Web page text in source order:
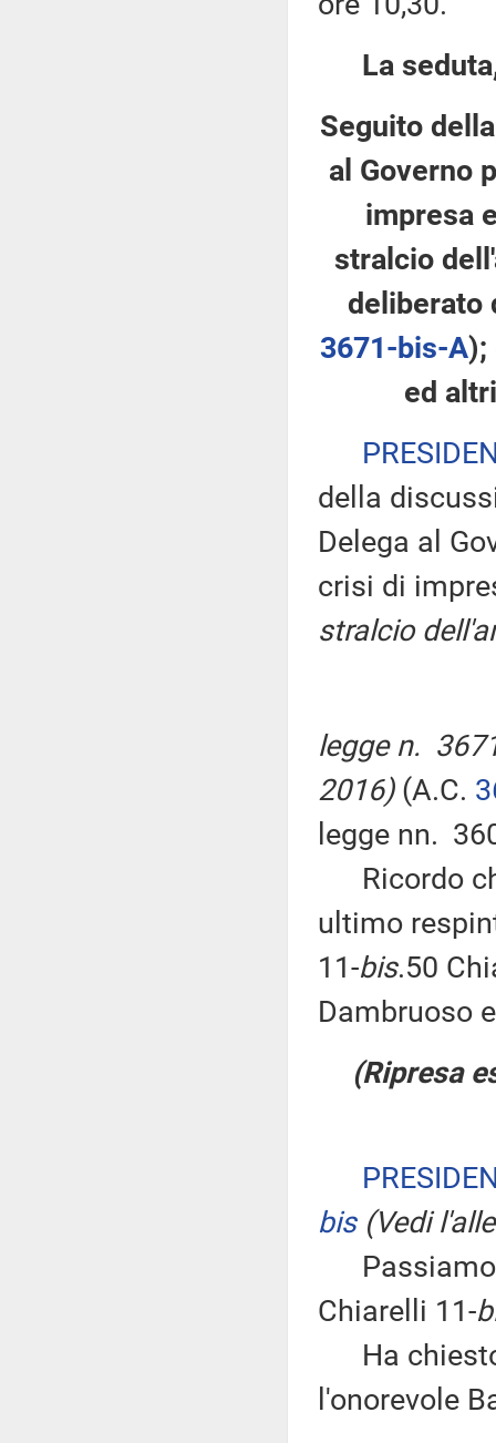
La
Seguito
al Governo
impresa
stralcio
deliberato
3671-bis-A);
ed
della
Delega al
crisi di
stralcio
legge n.
2016)(A.C.
legge nn.
Ricordo
ultimo
11-bis.50
Dambruoso
(Ripresa
bis (Vedi
Passiamo
Chiarelli 11-
Ha chiesto
l'onorevole